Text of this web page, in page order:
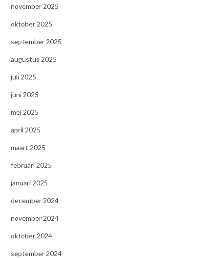
november 2025
oktober 2025
september 2025
augustus 2025
juli 2025
juni 2025
mei 2025
april 2025
maart 2025
februari 2025
januari 2025
december 2024
november 2024
oktober 2024
september 2024